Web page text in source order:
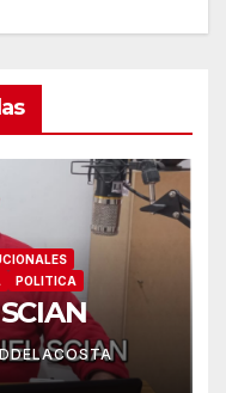
POLITICA